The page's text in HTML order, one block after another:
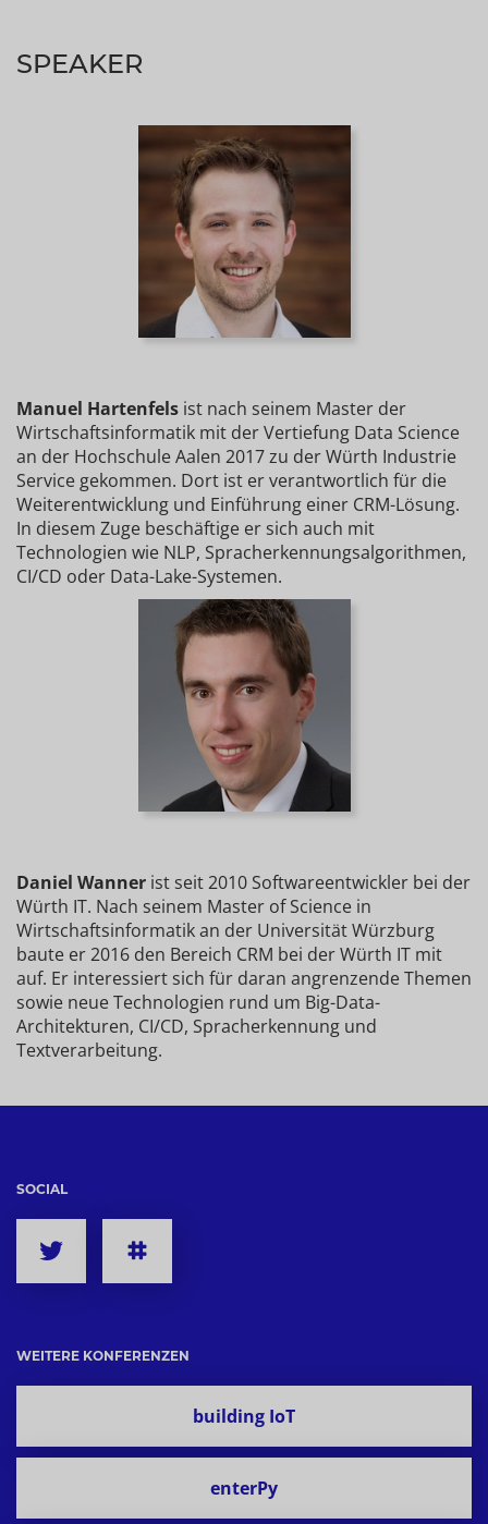
SPEAKER
Manuel Hartenfels ist nach seinem Master der
Wirtschaftsinformatik mit der Vertiefung Data Science
an der Hochschule Aalen 2017 zu der Würth Industrie
Service gekommen. Dort ist er verantwortlich für die
Weiterentwicklung und Einführung einer CRM-Lösung.
In diesem Zuge beschäftige er sich auch mit
Technologien wie NLP, Spracherkennungsalgorithmen,
CI/CD oder Data-Lake-Systemen.
Daniel Wanner ist seit 2010 Softwareentwickler bei der
Würth IT. Nach seinem Master of Science in
Wirtschaftsinformatik an der Universität Würzburg
baute er 2016 den Bereich CRM bei der Würth IT mit
auf. Er interessiert sich für daran angrenzende Themen
sowie neue Technologien rund um Big-Data-
Architekturen, CI/CD, Spracherkennung und
Textverarbeitung.
SOCIAL
WEITERE KONFERENZEN
building IoT
enterPy